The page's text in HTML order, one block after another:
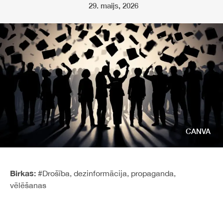
29. maijs, 2026
CANVA
Birkas: #Drošība, dezinformācija, propaganda,
vēlēšanas